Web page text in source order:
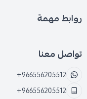
روابط مهمة
تواصل معنا
+966556205512
+966556205512